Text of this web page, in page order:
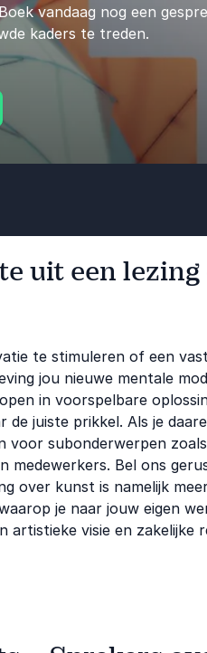
vandaag nog een
kaders te treden.
uit een
te stimuleren of een
jou nieuwe mentale
in voorspelbare
de juiste prikkel. Als je
voor subonderwerpen
medewerkers. Bel ons
over kunst is namelijk
je naar jouw eigen
artistieke visie en